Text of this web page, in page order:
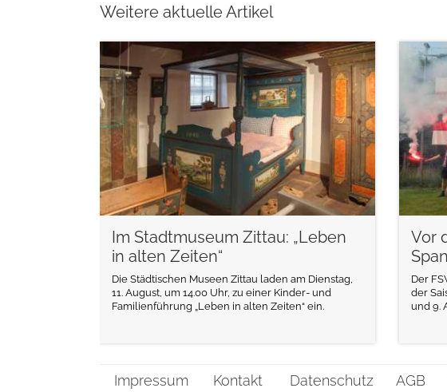
Weitere aktuelle Artikel
Im Stadtmuseum Zittau: „Leben
in alten Zeiten“
Die Städtischen Museen Zittau laden am Dienstag,
11. August, um 14.00 Uhr, zu einer Kinder- und
Familienführung „Leben in alten Zeiten“ ein.
weiterlesen
Vor
Der
der
und 9.
Impressum Kontakt Datenschutz AGB